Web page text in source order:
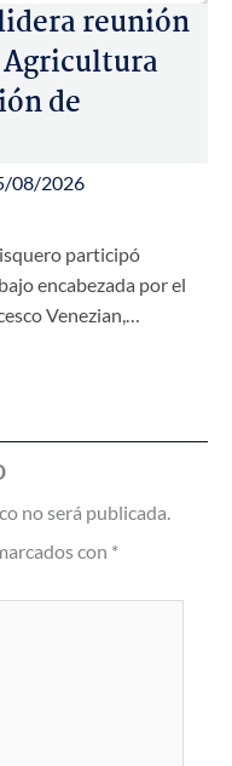
reunión
Agricultura
de
08/2026
participó
encabezada por el
Venezian,…
no será publicada.
con *